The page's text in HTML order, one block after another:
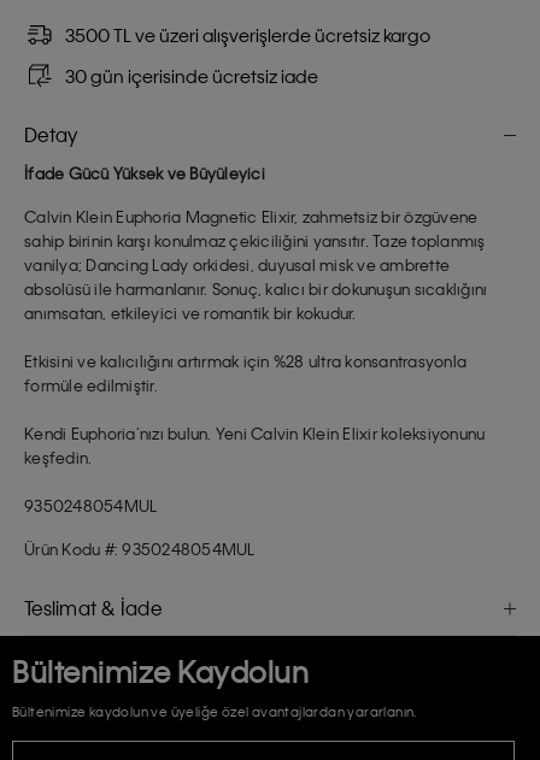
3500 TL ve üzeri alışverişlerde ücretsiz kargo
30 gün içerisinde ücretsiz iade
Detay
İfade Gücü Yüksek ve Büyüleyici
Calvin Klein Euphoria Magnetic Elixir, zahmetsiz bir özgüvene
sahip birinin karşı konulmaz çekiciliğini yansıtır. Taze toplanmış
vanilya; Dancing Lady orkidesi, duyusal misk ve ambrette
absolüsü ile harmanlanır. Sonuç, kalıcı bir dokunuşun sıcaklığını
anımsatan, etkileyici ve romantik bir kokudur.
Etkisini ve kalıcılığını artırmak için %28 ultra konsantrasyonla
formüle edilmiştir.
Kendi Euphoria’nızı bulun. Yeni Calvin Klein Elixir koleksiyonunu
keşfedin.
9350248054MUL
Ürün Kodu #: 9350248054MUL
Teslimat & İade
Bültenimize Kaydolun
Bültenimize kaydolun ve üyeliğe özel avantajlardan yararlanın.